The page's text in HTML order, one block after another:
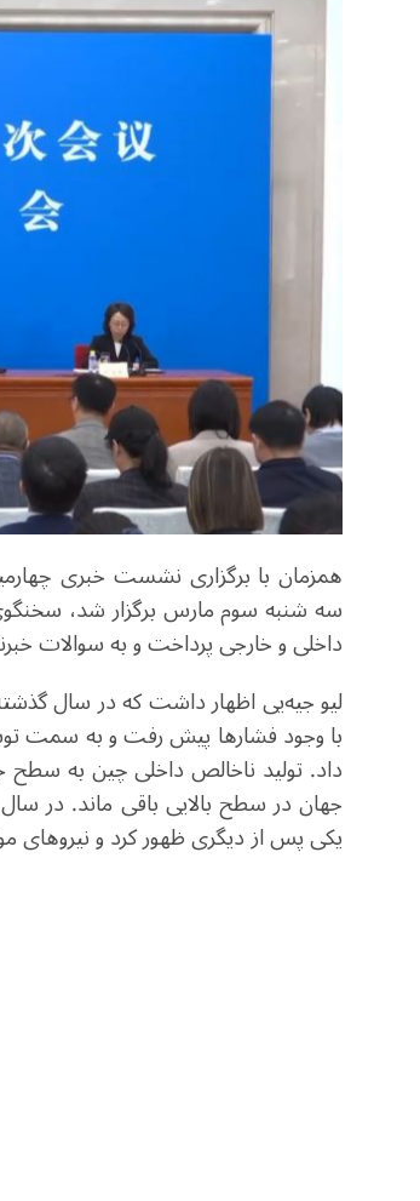
همزمان با برگزاری نشست خبری
سه شنبه سوم مارس برگزار شد،
داخلی و خارجی پرداخت و به سوالات
لیو جیه‌یی اظهار داشت که در سال
با وجود فشارها پیش رفت و به سمت
جهان در سطح بالایی باقی ماند. در سال
یکی پس از دیگری ظهور کرد و